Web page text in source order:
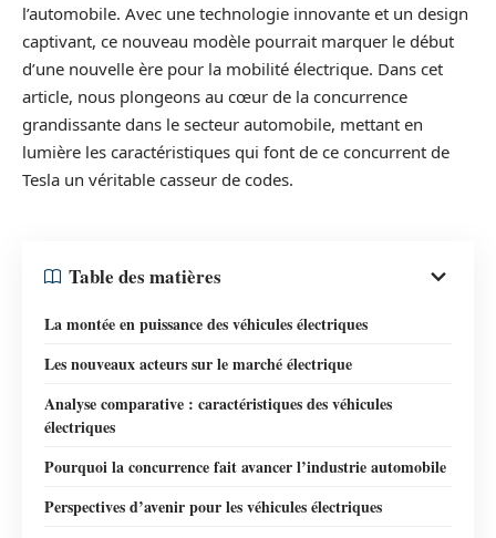
l’automobile. Avec une technologie innovante et un design
captivant, ce nouveau modèle pourrait marquer le début
d’une nouvelle ère pour la mobilité électrique. Dans cet
article, nous plongeons au cœur de la concurrence
grandissante dans le secteur automobile, mettant en
lumière les caractéristiques qui font de ce concurrent de
Tesla un véritable casseur de codes.
Table des matières
La montée en puissance des véhicules électriques
Les nouveaux acteurs sur le marché électrique
Analyse comparative : caractéristiques des véhicules
électriques
Pourquoi la concurrence fait avancer l’industrie automobile
Perspectives d’avenir pour les véhicules électriques